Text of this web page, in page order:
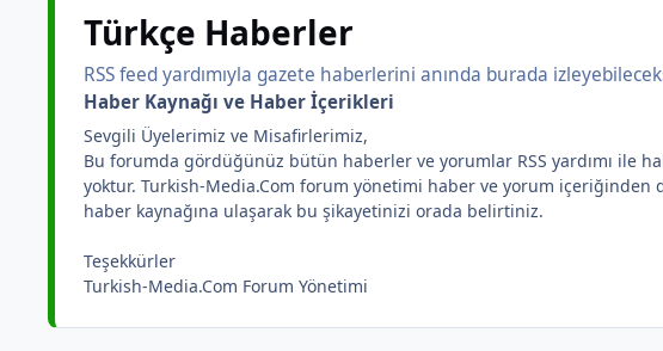
Türkçe Haberler
RSS feed yardımıyla gazete haberlerini anında burada
Haber Kaynağı ve Haber İçerikleri
Sevgili Üyelerimiz ve Misafirlerimiz,
Bu forumda gördüğünüz bütün haberler ve yorumlar RSS yardımı ile
yoktur. Turkish-Media.Com forum yönetimi haber ve yorum
haber kaynağına ulaşarak bu şikayetinizi orada belirtiniz.
Teşekkürler
Turkish-Media.Com Forum Yönetimi